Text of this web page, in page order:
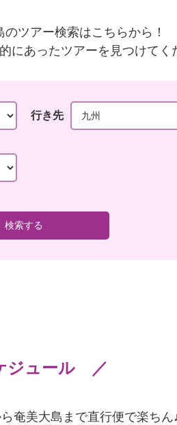
ツアー検索はこちらから！
にあったツアーを見つけてく
行き先
ジュール
奄美大島まで直行便で楽ちん